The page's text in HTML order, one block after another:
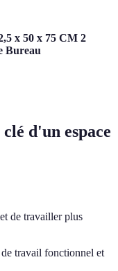
x 50 x 75 CM 2
Bureau
d'un espace
de travailler plus
travail fonctionnel et